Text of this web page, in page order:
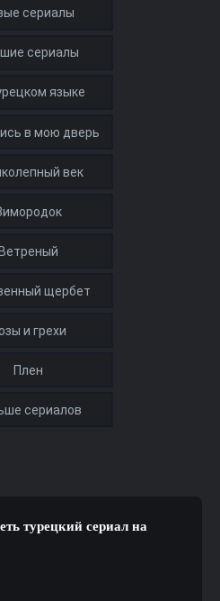
сериалы
сериалы
языке
турецкий сериал на